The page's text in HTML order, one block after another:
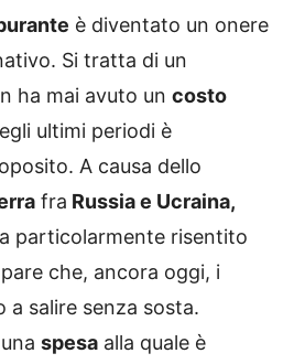
è diventato un onere
Si tratta di un
ha mai avuto un costo
ultimi periodi è
A causa dello
fra Russia e Ucraina,
particolarmente risentito
che, ancora oggi, i
a salire senza sosta.
spesa alla quale è